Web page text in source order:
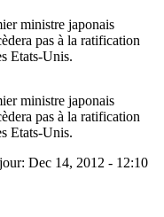
ministre japonais
pas à la ratification
Etats-Unis.
ministre japonais
pas à la ratification
Etats-Unis.
Dec 14, 2012 - 12:10